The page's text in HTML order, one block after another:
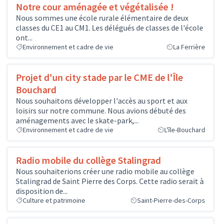
Notre cour aménagée et végétalisée !
Nous sommes une école rurale élémentaire de deux
classes du CE1 au CM1. Les délégués de classes de l'école
ont...
Environnement et cadre de vie La Ferrière
Projet d'un city stade par le CME de l'Île
Bouchard
Nous souhaitons développer l'accès au sport et aux
loisirs sur notre commune. Nous avions débuté des
aménagements avec le skate-park,...
Environnement et cadre de vie L'île-Bouchard
Radio mobile du collège Stalingrad
Nous souhaiterions créer une radio mobile au collège
Stalingrad de Saint Pierre des Corps. Cette radio serait à
disposition de...
Culture et patrimoine Saint-Pierre-des-Corps